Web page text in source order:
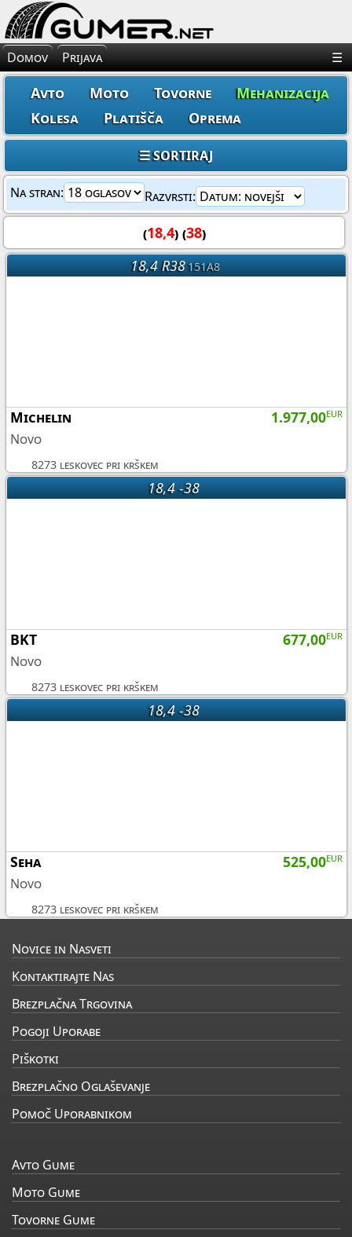
×
Avto Gume
Moto Gume
Tovorne Gume
Gume za Mehanizacijo
Gume za Kolo
Platišča
Oprema
Domov Prijava ☰
Avto Moto Tovorne
Mehanizacija
Kolesa
Platišča Oprema
☰ SORTIRAJ
Na stran: Razvrsti:
(18,4) (38)
18,4 R38151A8
1.977,00EUR
Michelin
Novo
8273 leskovec pri krškem
18,4 -38
677,00EUR
BKT
Novo
8273 leskovec pri krškem
18,4 -38
525,00EUR
Seha
Novo
8273 leskovec pri krškem
Novice in Nasveti
Kontaktirajte Nas
Brezplačna Trgovina
Pogoji Uporabe
Piškotki
Brezplačno Oglaševanje
Pomoč Uporabnikom
Avto Gume
Moto Gume
Tovorne Gume